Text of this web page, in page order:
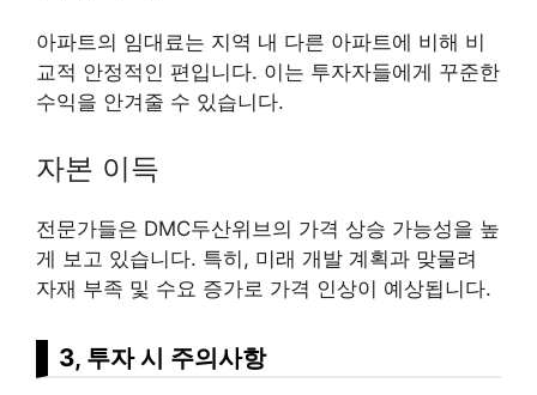
아파트의 임대료는 지역 내 다른 아파트에 비해 비
교적 안정적인 편입니다. 이는 투자자들에게 꾸준한
수익을 안겨줄 수 있습니다.
자본 이득
전문가들은 DMC두산위브의 가격 상승 가능성을 높
게 보고 있습니다. 특히, 미래 개발 계획과 맞물려
자재 부족 및 수요 증가로 가격 인상이 예상됩니다.
3, 투자 시 주의사항